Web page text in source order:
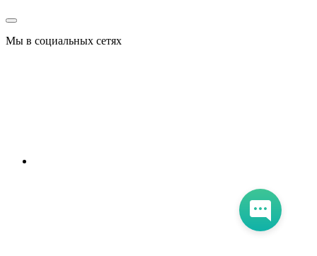
Мы в социальных сетях